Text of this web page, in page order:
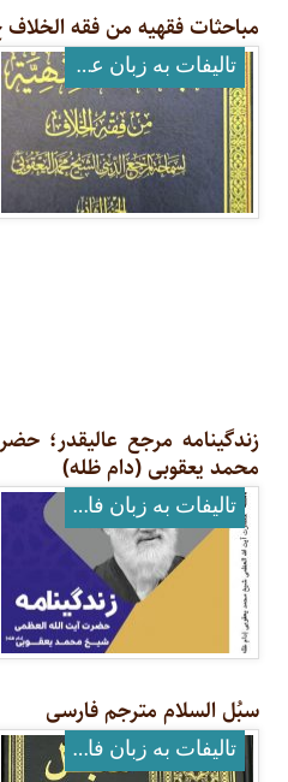
مباحثات فقهیه من فقه الخلاف
تالیفات به زبان عربی
زندگینامه مرجع عالیقدر؛
محمد یعقوبى (دام ظله)
تالیفات به زبان فارسی
سبُل السلام مترجم فارسی
تالیفات به زبان فارسی